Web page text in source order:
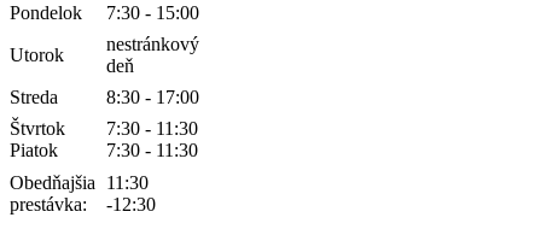
Pondelok 7:30 - 15:00
Utorok
nestránkový
deň
Streda
8:30 - 17:00
Štvrtok
7:30 - 11:30
Piatok
7:30 - 11:30
Obedňajšia
prestávka:
11:30
-12:30